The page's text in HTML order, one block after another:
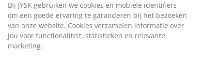
Bij JYSK gebruiken we cookies en mobiele identifiers
om een goede ervaring te garanderen bij het bezoeken
van onze website. Cookies verzamelen informatie over
jou voor functionaliteit, statistieken en relevante
marketing.